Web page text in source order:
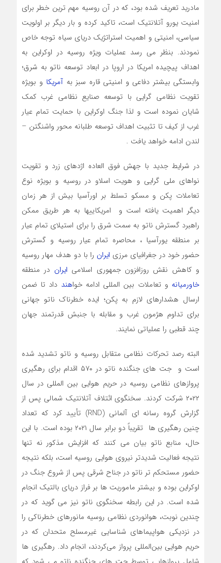
مادرید تعریف شده بود، که در آن روسیه مهم ترین خطر برای
امنیت یورو آتلانتیک است، تاکید کرده و بار دیگر بر اولویت
سیاسی، امنیتی و اهمیت استراتژیک دریای سیاه توجه خاص
نمودند. بنظر می رسد عملیات ویژه روسیه در اوکراین به
اهداف پیچیده امریکا در اروپا در ابعاد توسعه ناتو به شرق؛
وابستگی بیشتر دفاعی و امنیتی قاره سبز به آمریکا و بویژه
تقویت نظامی گرایی با توسعه صنایع نظامی غرب کمک
شایان نموده است و لذا جنگ اوکراین با حمایت تمام عیار
غرب از کیف تا تثبیت اهداف توسعه طلبانه محور واشنگتن –
لندن ادامه خواهد یافت .
در شرایط جدید با جهش فوق العاده اژدهای زرد و تقویت
نواهای ملی گرایی و هویت اسلاو در روسیه و بویژه نوع
تعاملات پکن و مسکو تسلط بر اورآسیا بیش از هر زمان
دیگر اهمیت یافته است و امریکاییها به هر طریق ممکن
راهبرد گسترش ناتو به سمت شرق را برای استیلای تمام عیار
بر منطقه یورآسیا ، محاصره تمام عیار روسیه و گسترش
حضور خود در جغرافیای مرزی ایران را با دو هدف مهار روسیه
و کاهش نقش روزافزون جمهوری اسلامی ایران در منطقه
خاورمیانه و تعاملات بین المللی ادامه خواهند داد تا ضمن
ارسال هشدارهای لازم به پکن؛ ایده خطرناک ناتو جهانی
برای تداوم هژمون غرب و مقابله با جنبش قدرتمند جهان
چند قطبی را عملیاتی نمایند.
البته رصد تحرکات نظامی متقابل روسیه و ناتو تشدید شده
است و جت های جنگنده ناتو در ۵۷۰ اقدام برای رهگیری
پروازهای نظامی روسیه در حریم هوایی بین المللی در سال
۲۰۲۲ شرکت کردند. سخنگوی ائتلاف آتلانتیک شمالی پس از
گزارش گروه رسانه ای آلمانی (RND) تأیید کرد که تعداد
چنین رهگیری ها تقریباً دو برابر سال ۲۰۲۱ بوده است. با این
حال، منابع ناتو بیان می کنند که افزایش مذکور نه تنها
نتیجه فعالیت شدیدتر نیروی هوایی روسیه است، بلکه نتیجه
حضور مستحکم تر ناتو در جناح شرقی پس از شروع جنگ در
اوکراین بوده و بیشتر ماموریت ها بر فراز دریای بالتیک انجام
شده است. در این رابطه سخنگوی ناتو نیز می گوید که در
چندین نوبت، هوانوردی نظامی روسیه مانورهای خطرناکی را
در نزدیکی هواپیماهای شناسایی غیرمسلح متحدان که در
حریم هوایی بین‌المللی پرواز می‌کردند، انجام داد. رهگیری ها